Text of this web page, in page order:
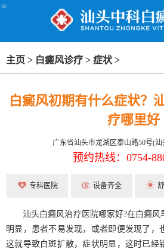
主页 > 白癜风诊疗 > 症状 >
白癜风初期有什么症状？
疗哪里好
广东省汕头市龙湖区泰山路50号(
预约热线：0754-
专科医院 设备齐全
汕头白癜风治疗医院哪家好?在白癜风
明显，患者不易发现，或者即便发现了，
这就导致白斑扩散，症状明显，这时已经